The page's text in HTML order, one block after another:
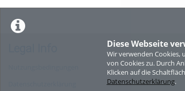
Diese Webseite
Wir verwenden Cookies,
von Cookies zu. Durch
Klicken auf die
Datenschutzerklärung.